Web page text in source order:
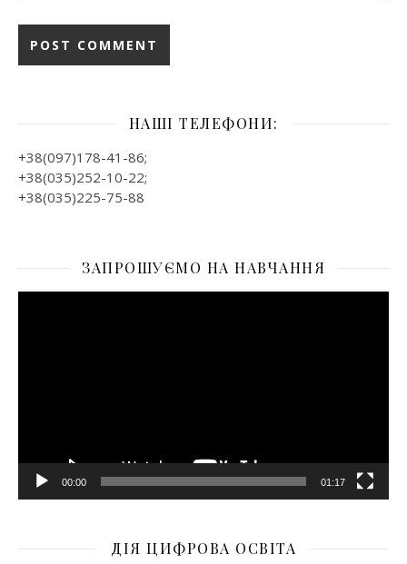
НАШІ ТЕЛЕФОНИ:
+38(097)178-41-86;
+38(035)252-10-22;
+38(035)225-75-88
ЗАПРОШУЄМО НА НАВЧАННЯ
Відеопрогравач
00:00 01:17
ДІЯ ЦИФРОВА ОСВІТА